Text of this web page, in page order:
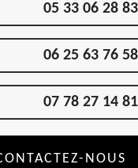
05 33 06 28 83
06 25 63 76 58
07 78 27 14 81
NOUS